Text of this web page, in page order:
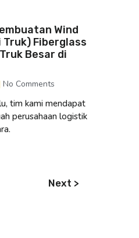
Wind
Fiberglass
Besar di
No Comments
tim kami mendapat
perusahaan logistik
Next >